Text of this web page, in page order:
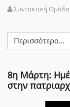
Συντακτική Ομάδα
Περισσότερα...
8η Μάρτη:
στην